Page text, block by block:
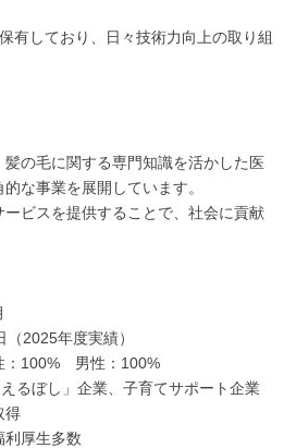
有しており、日々技術力向上の取り組
の毛に関する専門知識を活かした医
な事業を展開しています。
ビスを提供することで、社会に貢献
2025年度実績）
100% 男性：100%
るぼし」企業、子育てサポート企業
得
厚生多数